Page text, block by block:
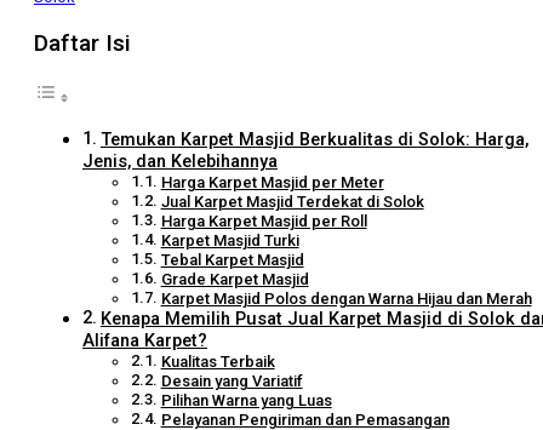
Daftar Isi
Temukan Karpet Masjid Berkualitas di Solok: Harga,
Jenis, dan Kelebihannya
Harga Karpet Masjid per Meter
Jual Karpet Masjid Terdekat di Solok
Harga Karpet Masjid per Roll
Karpet Masjid Turki
Tebal Karpet Masjid
Grade Karpet Masjid
Karpet Masjid Polos dengan Warna Hijau dan Merah
Kenapa Memilih Pusat Jual Karpet Masjid di Solok
Alifana Karpet?
Kualitas Terbaik
Desain yang Variatif
Pilihan Warna yang Luas
Pelayanan Pengiriman dan Pemasangan